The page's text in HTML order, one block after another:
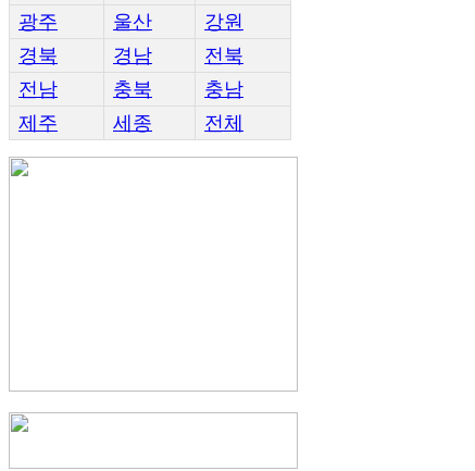
광주
울산
강원
경북
경남
전북
전남
충북
충남
제주
세종 전체